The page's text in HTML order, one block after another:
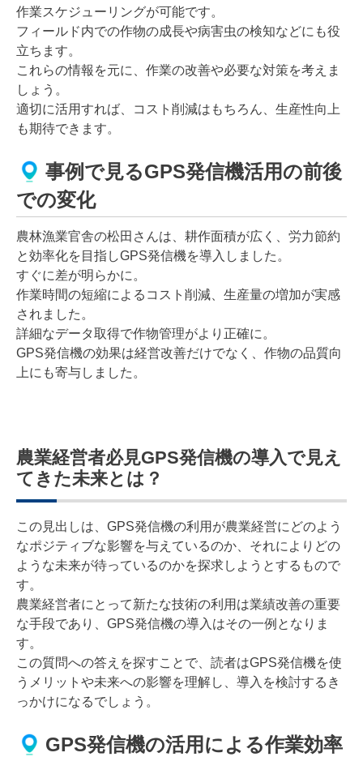
作業スケジューリングが可能です。
フィールド内での作物の成長や病害虫の検知などにも役
立ちます。
これらの情報を元に、作業の改善や必要な対策を考えま
しょう。
適切に活用すれば、コスト削減はもちろん、生産性向上
も期待できます。
事例で見るGPS発信機活用の前後
での変化
農林漁業官舎の松田さんは、耕作面積が広く、労力節約
と効率化を目指しGPS発信機を導入しました。
すぐに差が明らかに。
作業時間の短縮によるコスト削減、生産量の増加が実感
されました。
詳細なデータ取得で作物管理がより正確に。
GPS発信機の効果は経営改善だけでなく、作物の品質向
上にも寄与しました。
農業経営者必見GPS発信機の導入で見え
てきた未来とは？
この見出しは、GPS発信機の利用が農業経営にどのよう
なポジティブな影響を与えているのか、それによりどの
ような未来が待っているのかを探求しようとするもので
す。
農業経営者にとって新たな技術の利用は業績改善の重要
な手段であり、GPS発信機の導入はその一例となりま
す。
この質問への答えを探すことで、読者はGPS発信機を使
うメリットや未来への影響を理解し、導入を検討するき
っかけになるでしょう。
GPS発信機の活用による作業効率